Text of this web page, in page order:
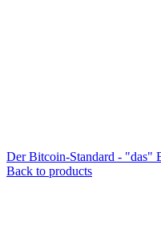
Der Bitcoin-Standard - "das"
Back to products